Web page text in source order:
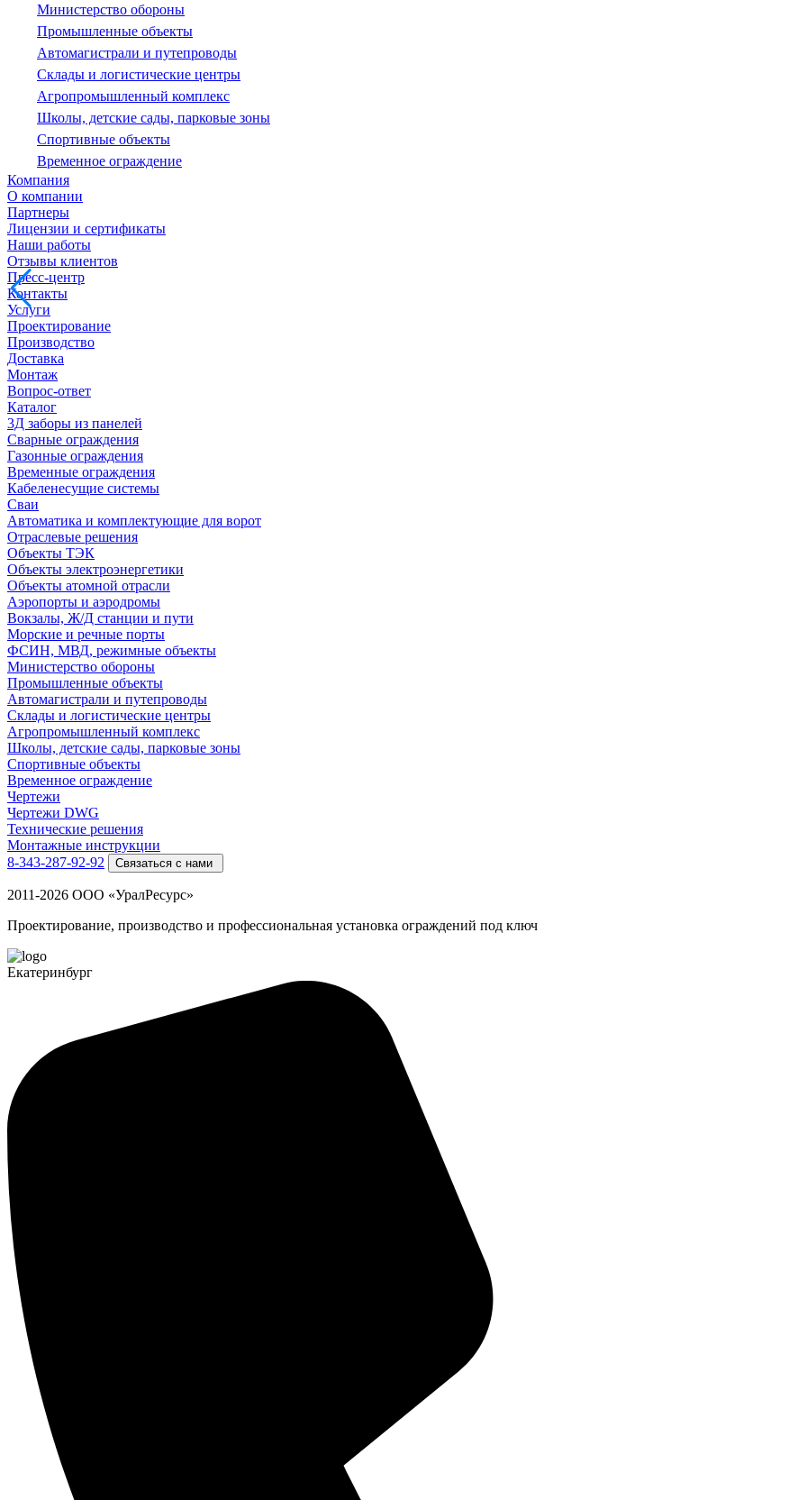
Министерство обороны
Промышленные объекты
Автомагистрали и путепроводы
Склады и логистические центры
Агропромышленный комплекс
Школы, детские сады, парковые зоны
Спортивные объекты
Временное ограждение
Компания
О компании
Партнеры
Лицензии и сертификаты
Наши работы
Отзывы клиентов
Пресс-центр
Контакты
Услуги
Проектирование
Производство
Доставка
Монтаж
Вопрос-ответ
Каталог
3Д заборы из панелей
Сварные ограждения
Газонные ограждения
Временные ограждения
Кабеленесущие системы
Cваи
Автоматика и комплектующие для ворот
Отраслевые решения
Объекты ТЭК
Объекты электроэнергетики
Объекты атомной отрасли
Аэропорты и аэродромы
Вокзалы, Ж/Д станции и пути
Морские и речные порты
ФСИН, МВД, режимные объекты
Министерство обороны
Промышленные объекты
Автомагистрали и путепроводы
Склады и логистические центры
Агропромышленный комплекс
Школы, детские сады, парковые зоны
Спортивные объекты
Временное ограждение
Чертежи
Чертежи DWG
Технические решения
Монтажные инструкции
8-343-287-92-92
Связаться с нами
2011-2026 ООО «УралРесурс»
Проектирование, производство и профессиональная установка ограждений под ключ
Екатеринбург